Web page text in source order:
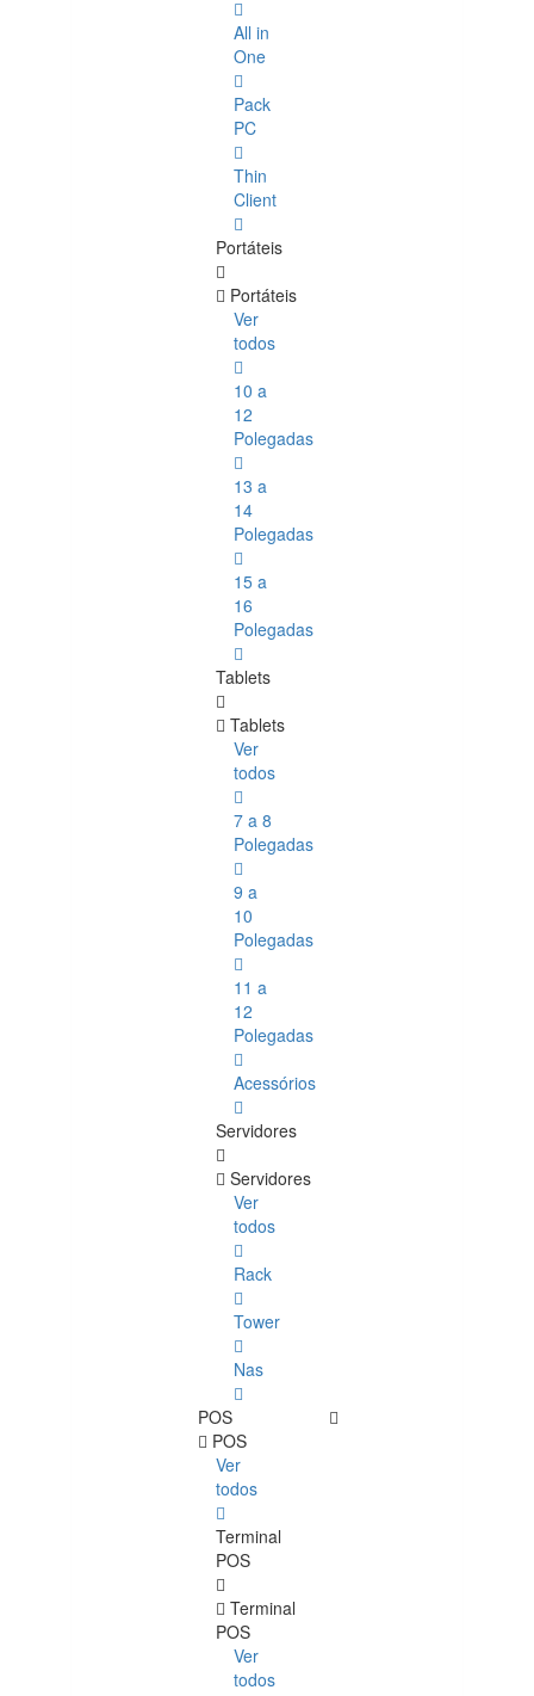
All in
One
Pack
PC
Thin
Client
Portáteis
Portáteis
Ver
todos
10 a
12
Polegadas
13 a
14
Polegadas
15 a
16
Polegadas
Tablets
Tablets
Ver
todos
7 a 8
Polegadas
9 a
10
Polegadas
11 a
12
Polegadas
Acessórios
Servidores
Servidores
Ver
todos
Rack
Tower
Nas
POS
POS
Ver
todos
Terminal
POS
Terminal
POS
Ver
todos